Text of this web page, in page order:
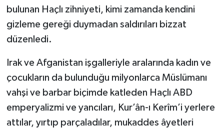
bulunan Haçlı zihniyeti, kimi zamanda kendini
gizleme gereği duymadan saldırıları bizzat
düzenledi.
Irak ve Afganistan işgalleriyle aralarında kadın ve
çocukların da bulunduğu milyonlarca Müslümanı
vahşi ve barbar biçimde katleden Haçlı ABD
emperyalizmi ve yancıları, Kur’ân-ı Kerîm’i yerlere
attılar, yırtıp parçaladılar, mukaddes âyetleri